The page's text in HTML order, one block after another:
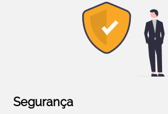
Segurança